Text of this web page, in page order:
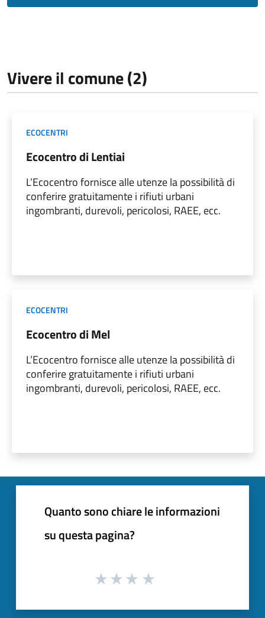
Vivere il comune (2)
ECOCENTRI
Ecocentro di Lentiai
L’Ecocentro fornisce alle utenze la possibilità di
conferire gratuitamente i rifiuti urbani
ingombranti, durevoli, pericolosi, RAEE, ecc.
ECOCENTRI
Ecocentro di Mel
L’Ecocentro fornisce alle utenze la possibilità di
conferire gratuitamente i rifiuti urbani
ingombranti, durevoli, pericolosi, RAEE, ecc.
Quanto sono chiare le informazioni
su questa pagina?